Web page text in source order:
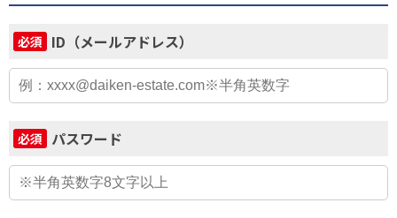
必須 ID（メールアドレス）
必須 パスワード